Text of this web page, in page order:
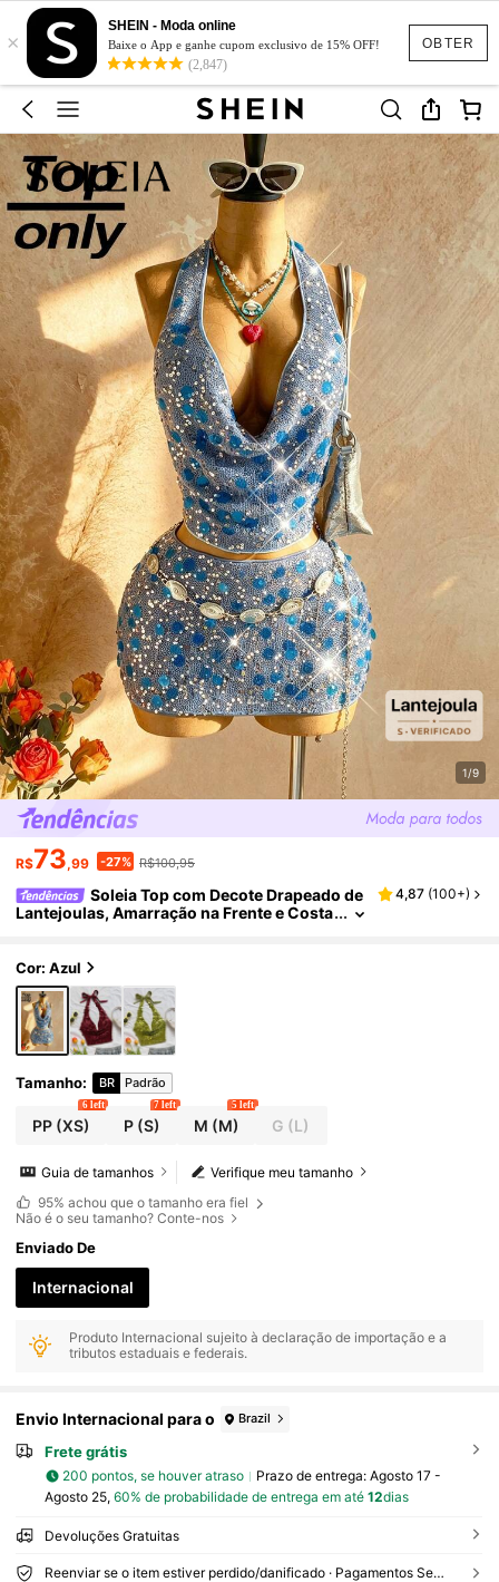
OBTER
×
SHEIN - Moda online
Baixe o App e ganhe cupom exclusivo de 15% OFF!
(2,847)
1/9
R$73,99 -27% R$100,95
Soleia Top com Decote Drapeado de
Lantejoulas, Amarração na Frente e Costa
4,87 (100+)
Cor: Azul
Tamanho: BR Padrão
PP(XS)
6 left
P(S)
7 left
M (M)
5 left
G (L)
Verifique meu tamanho
Guia de tamanhos
95% achou que o tamanho era fiel
Não é o seu tamanho? Conte-nos
Enviado De
Internacional
Produto Internacional sujeito à declaração de importação e a
tributos estaduais e federais.
Envio Internacional para o Brazil
Frete grátis
200 pontos, se houver atraso Prazo de entrega: Agosto 17 -
Agosto 25, 60% de probabilidade de entrega em até 12dias
Devoluções Gratuitas
Reenviar se o item estiver perdido/danificado · Pagamentos Seguros · Proteção de privacidade